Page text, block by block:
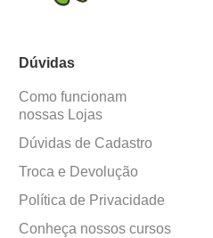
Dúvidas
Como funcionam
nossas Lojas
Dúvidas de Cadastro
Troca e Devolução
Política de Privacidade
Conheça nossos cursos